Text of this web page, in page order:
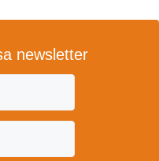
newsletter